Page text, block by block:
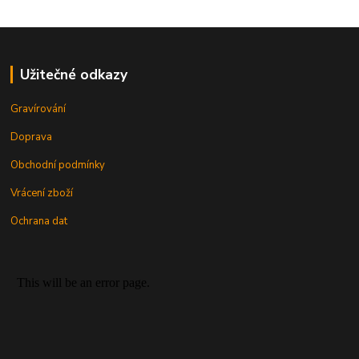
Užitečné odkazy
Gravírování
Doprava
Obchodní podmínky
Vrácení zboží
Ochrana dat